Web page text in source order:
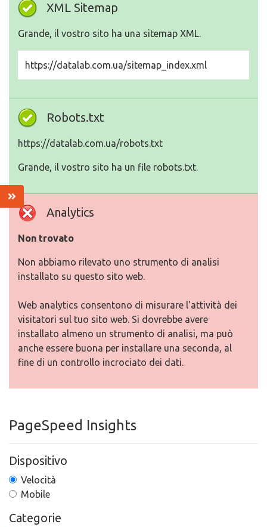
XML Sitemap
Grande, il vostro sito ha una sitemap XML.
https://datalab.com.ua/sitemap_index.xml
Robots.txt
https://datalab.com.ua/robots.txt
Grande, il vostro sito ha un file robots.txt.
Analytics
Non trovato
Non abbiamo rilevato uno strumento di analisi
installato su questo sito web.
Web analytics consentono di misurare l'attività dei
visitatori sul tuo sito web. Si dovrebbe avere
installato almeno un strumento di analisi, ma può
anche essere buona per installare una seconda, al
fine di un controllo incrociato dei dati.
PageSpeed Insights
Dispositivo
Velocità
Mobile
Categorie